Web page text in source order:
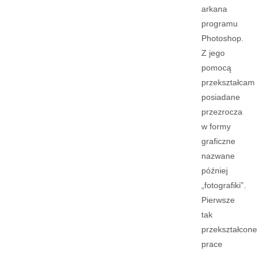
arkana
programu
Photoshop.
Z jego
pomocą
przekształcam
posiadane
przezrocza
w formy
graficzne
nazwane
później
„fotografiki”.
Pierwsze
tak
przekształcone
prace